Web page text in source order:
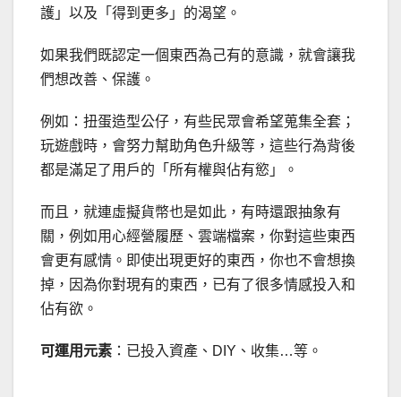
護」以及「得到更多」的渴望。
如果我們既認定一個東西為己有的意識，就會讓我
們想改善、保護。
例如：扭蛋造型公仔，有些民眾會希望蒐集全套；
玩遊戲時，會努力幫助角色升級等，這些行為背後
都是滿足了用戶的「所有權與佔有慾」。
而且，就連虛擬貨幣也是如此，有時還跟抽象有
關，例如用心經營履歷、雲端檔案，你對這些東西
會更有感情。即使出現更好的東西，你也不會想換
掉，因為你對現有的東西，已有了很多情感投入和
佔有欲。
可運用元素 ：已投入資產、DIY、收集…等。